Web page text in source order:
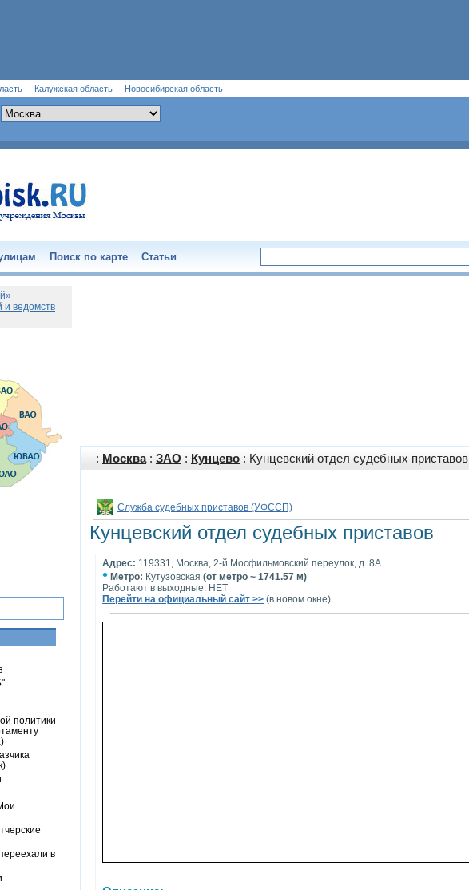
Калужская область Новосибирская область
Поиск по карте Статьи
: Москва: ЗАО : Кунцево : Кунцевский отдел судебных приставов
Служба судебных приставов (УФССП)
Кунцевский отдел судебных приставов
Адрес: 119331, Москва, 2-й Мосфильмовский переулок, д. 8А
• Метро: Кутузовская (от метро ~ 1741.57 м)
Работают в выходные: НЕТ
Перейти на официальный сайт >> (в новом окне)
и ведомств
политики
в